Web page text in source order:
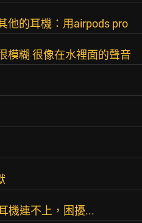
他的耳機：用airpods pro
模糊 很像在水裡面的聲音
機連不上，困擾...